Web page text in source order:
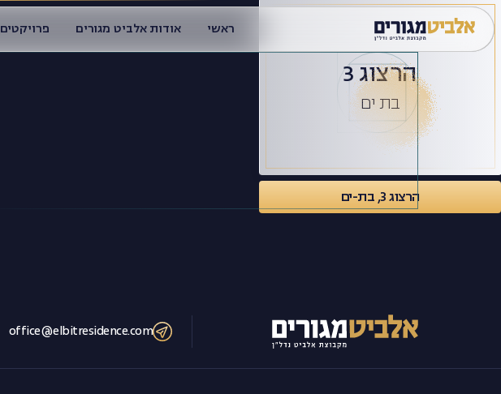
Skip
to
content
ראשי אודות אלביט מגורים פרויקטים
הרצוג 3
בת ים
הרצוג 3, בת-ים
office@elbitresidence.com